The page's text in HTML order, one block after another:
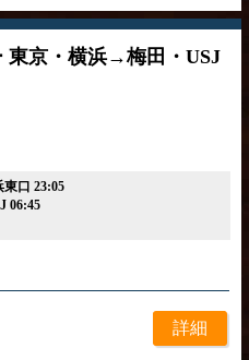
東京・横浜→梅田・USJ
東口 23:05
06:45
詳細